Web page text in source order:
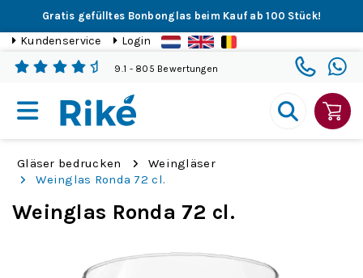
Gratis gefülltes Bonbonglas beim Kauf ab 100 Stück!
Kundenservice Login
9.1 - 805 Bewertungen
Gläser bedrucken
Weingläser
Weinglas Ronda 72 cl.
Weinglas Ronda 72 cl.